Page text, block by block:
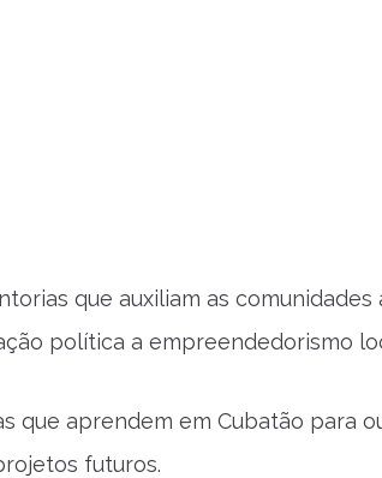
que auxiliam as comunidades
política a empreendedorismo
que aprendem em Cubatão para
futuros.